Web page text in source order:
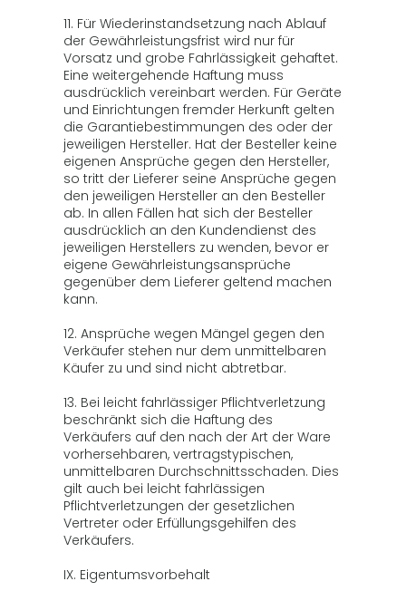
11. Für Wiederinstandsetzung nach Ablauf
der Gewährleistungsfrist wird nur für
Vorsatz und grobe Fahrlässigkeit gehaftet.
Eine weitergehende Haftung muss
ausdrücklich vereinbart werden. Für Geräte
und Einrichtungen fremder Herkunft gelten
die Garantiebestimmungen des oder der
jeweiligen Hersteller. Hat der Besteller keine
eigenen Ansprüche gegen den Hersteller,
so tritt der Lieferer seine Ansprüche gegen
den jeweiligen Hersteller an den Besteller
ab. In allen Fällen hat sich der Besteller
ausdrücklich an den Kundendienst des
jeweiligen Herstellers zu wenden, bevor er
eigene Gewährleistungsansprüche
gegenüber dem Lieferer geltend machen
kann.
12. Ansprüche wegen Mängel gegen den
Verkäufer stehen nur dem unmittelbaren
Käufer zu und sind nicht abtretbar.
13. Bei leicht fahrlässiger Pflichtverletzung
beschränkt sich die Haftung des
Verkäufers auf den nach der Art der Ware
vorhersehbaren, vertragstypischen,
unmittelbaren Durchschnittsschaden. Dies
gilt auch bei leicht fahrlässigen
Pflichtverletzungen der gesetzlichen
Vertreter oder Erfüllungsgehilfen des
Verkäufers.
IX. Eigentumsvorbehalt